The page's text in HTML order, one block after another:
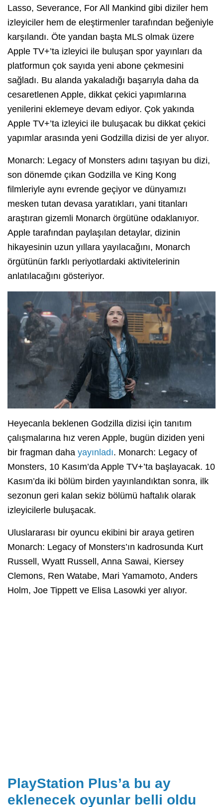
Lasso, Severance, For All Mankind gibi diziler hem
izleyiciler hem de eleştirmenler tarafından beğeniyle
karşılandı. Öte yandan başta MLS olmak üzere
Apple TV+’ta izleyici ile buluşan spor yayınları da
platformun çok sayıda yeni abone çekmesini
sağladı. Bu alanda yakaladığı başarıyla daha da
cesaretlenen Apple, dikkat çekici yapımlarına
yenilerini eklemeye devam ediyor. Çok yakında
Apple TV+’ta izleyici ile buluşacak bu dikkat çekici
yapımlar arasında yeni Godzilla dizisi de yer alıyor.
Monarch: Legacy of Monsters adını taşıyan bu dizi,
son dönemde çıkan Godzilla ve King Kong
filmleriyle aynı evrende geçiyor ve dünyamızı
mesken tutan devasa yaratıkları, yani titanları
araştıran gizemli Monarch örgütüne odaklanıyor.
Apple tarafından paylaşılan detaylar, dizinin
hikayesinin uzun yıllara yayılacağını, Monarch
örgütünün farklı periyotlardaki aktivitelerinin
anlatılacağını gösteriyor.
Heyecanla beklenen Godzilla dizisi için tanıtım
çalışmalarına hız veren Apple, bugün diziden yeni
bir fragman daha yayınladı. Monarch: Legacy of
Monsters, 10 Kasım’da Apple TV+’ta başlayacak. 10
Kasım’da iki bölüm birden yayınlandıktan sonra, ilk
sezonun geri kalan sekiz bölümü haftalık olarak
izleyicilerle buluşacak.
Uluslararası bir oyuncu ekibini bir araya getiren
Monarch: Legacy of Monsters’ın kadrosunda Kurt
Russell, Wyatt Russell, Anna Sawai, Kiersey
Clemons, Ren Watabe, Mari Yamamoto, Anders
Holm, Joe Tippett ve Elisa Lasowki yer alıyor.
PlayStation Plus’a bu ay
eklenecek oyunlar belli oldu